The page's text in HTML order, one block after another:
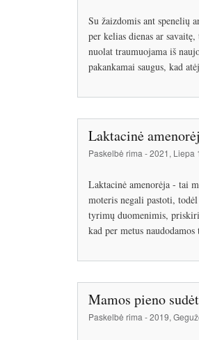
Su žaizdomis ant spenelių
per kelias dienas ar
nuolat traumuojama iš
pakankamai saugus, kad
Laktacinė
Paskelbė rima -2021, Liepa
Laktacinė amenorėja - tai
moteris negali pastoti,
tyrimų duomenimis,
kad per metus
Mamos pieno
Paskelbė rima -2019,